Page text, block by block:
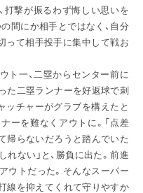
打撃が振るわず悔しい思いを
間にか相手とではなく、自分
って相手投手に集中して戦お
ト一、二塁からセンター前に
た二塁ランナーを好返球で刺
ッチャーがグラブを構えたと
ーを難なくアウトに。「点差
帰らないだろうと踏んでいた
ない」と、勝負に出た。前進
ウトだった。そんなスーパー
線を抑えてくれて守りやすか